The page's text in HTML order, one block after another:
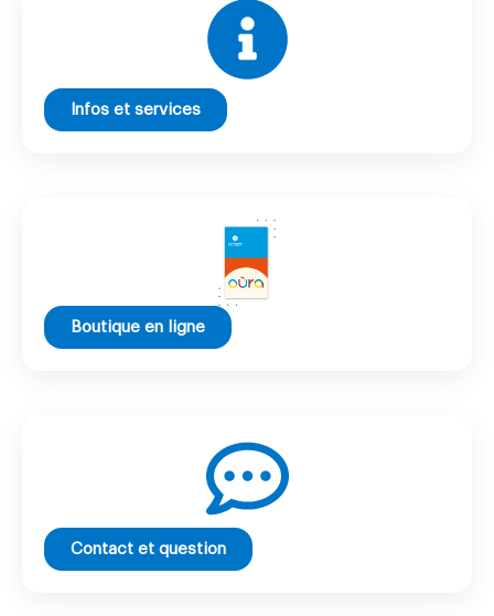
Infos et services
Boutique en ligne
Contact et question